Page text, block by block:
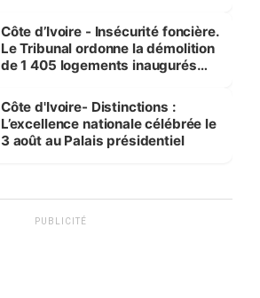
Côte d’Ivoire - Insécurité foncière.
Le Tribunal ordonne la démolition
de 1 405 logements inaugurés
Bassam
Côte d'Ivoire- Distinctions :
L’excellence nationale célébrée le
3 août au Palais présidentiel
PUBLICITÉ